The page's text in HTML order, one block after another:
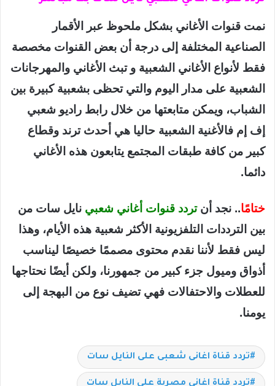
نمت قنوات الأغاني بشكل ملحوظ عبر الأقمار
الصناعية المختلفة إلى درجة أن بعض القنوات مخصصة
فقط لأنواع الأغاني الشعبية و تبث الأغاني والمهرجانات
الشعبية على مدار اليوم والتي تحظى بشعبية كبيرة بين
الشباب، ويمكن متابعتها من خلال رابط راديو شعبي
إف إم فالأغنية الشعبية حاليا هي أحدث ترند وقطاع
كبير من كافة طبقات المجتمع يتابعون هذه الأغاني
دائما.
ختامًا.. نجد أنتردد قنوات أغاني شعبي نايل سات من
بين الترددات التلفزيونية الأكثر شعبية هذه الأيام، وهذا
ليس فقط لأننا نقدم محتوى مصممًا خصيصًا ليناسب
أذواق وميول جزء كبير من جمهورنا، ولكن أيضًا نحتاجها
للعطلات والاحتفالات فهي تضيف نوع من البهجة إلى
يومنا.
تردد قناة اغانى شعبى على النايل سات
تردد قناة اغاني مصرية على النايل سات